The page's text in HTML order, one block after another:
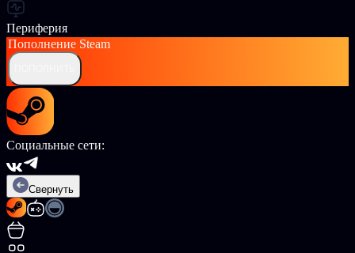
Периферия
Пополнение Steam
Социальные сети:
Свернуть